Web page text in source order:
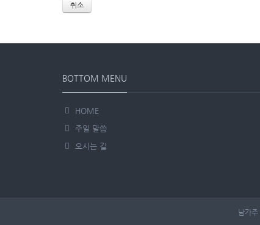
취소
BOTTOM MENU
HOME
주일 말씀
오시는 길
남가